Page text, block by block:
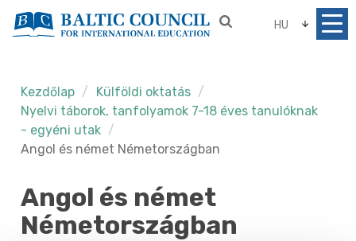
HU
Kezdőlap
Külföldi oktatás
Nyelvi táborok, tanfolyamok 7-18 éves tanulóknak
- egyéni utak
Angol és német Németországban
Angol és német
Németországban